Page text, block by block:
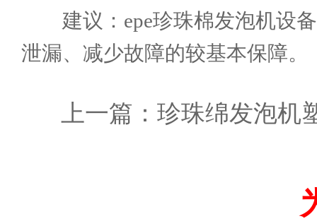
建议：epe珍珠棉发泡机设备
泄漏、减少故障的较基本保障。
上一篇： 珍珠绵发泡机